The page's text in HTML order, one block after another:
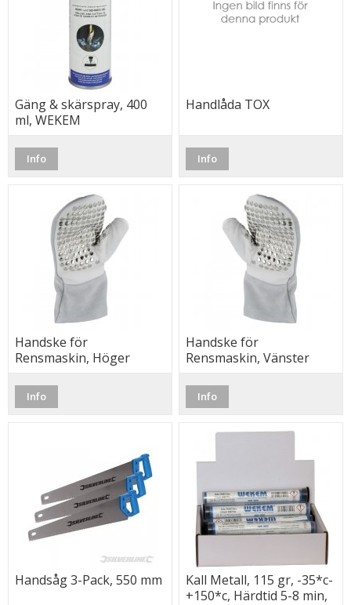
Gäng & skärspray, 400
ml, WEKEM
Info
Handlåda TOX
Info
Handske för
Rensmaskin, Höger
passform
Info
Handske för
Rensmaskin, Vänster
passform
Info
Handsåg 3-Pack, 550 mm
Kall Metall, 115 gr, -35*c-
+150*c, Härdtid 5-8 min,